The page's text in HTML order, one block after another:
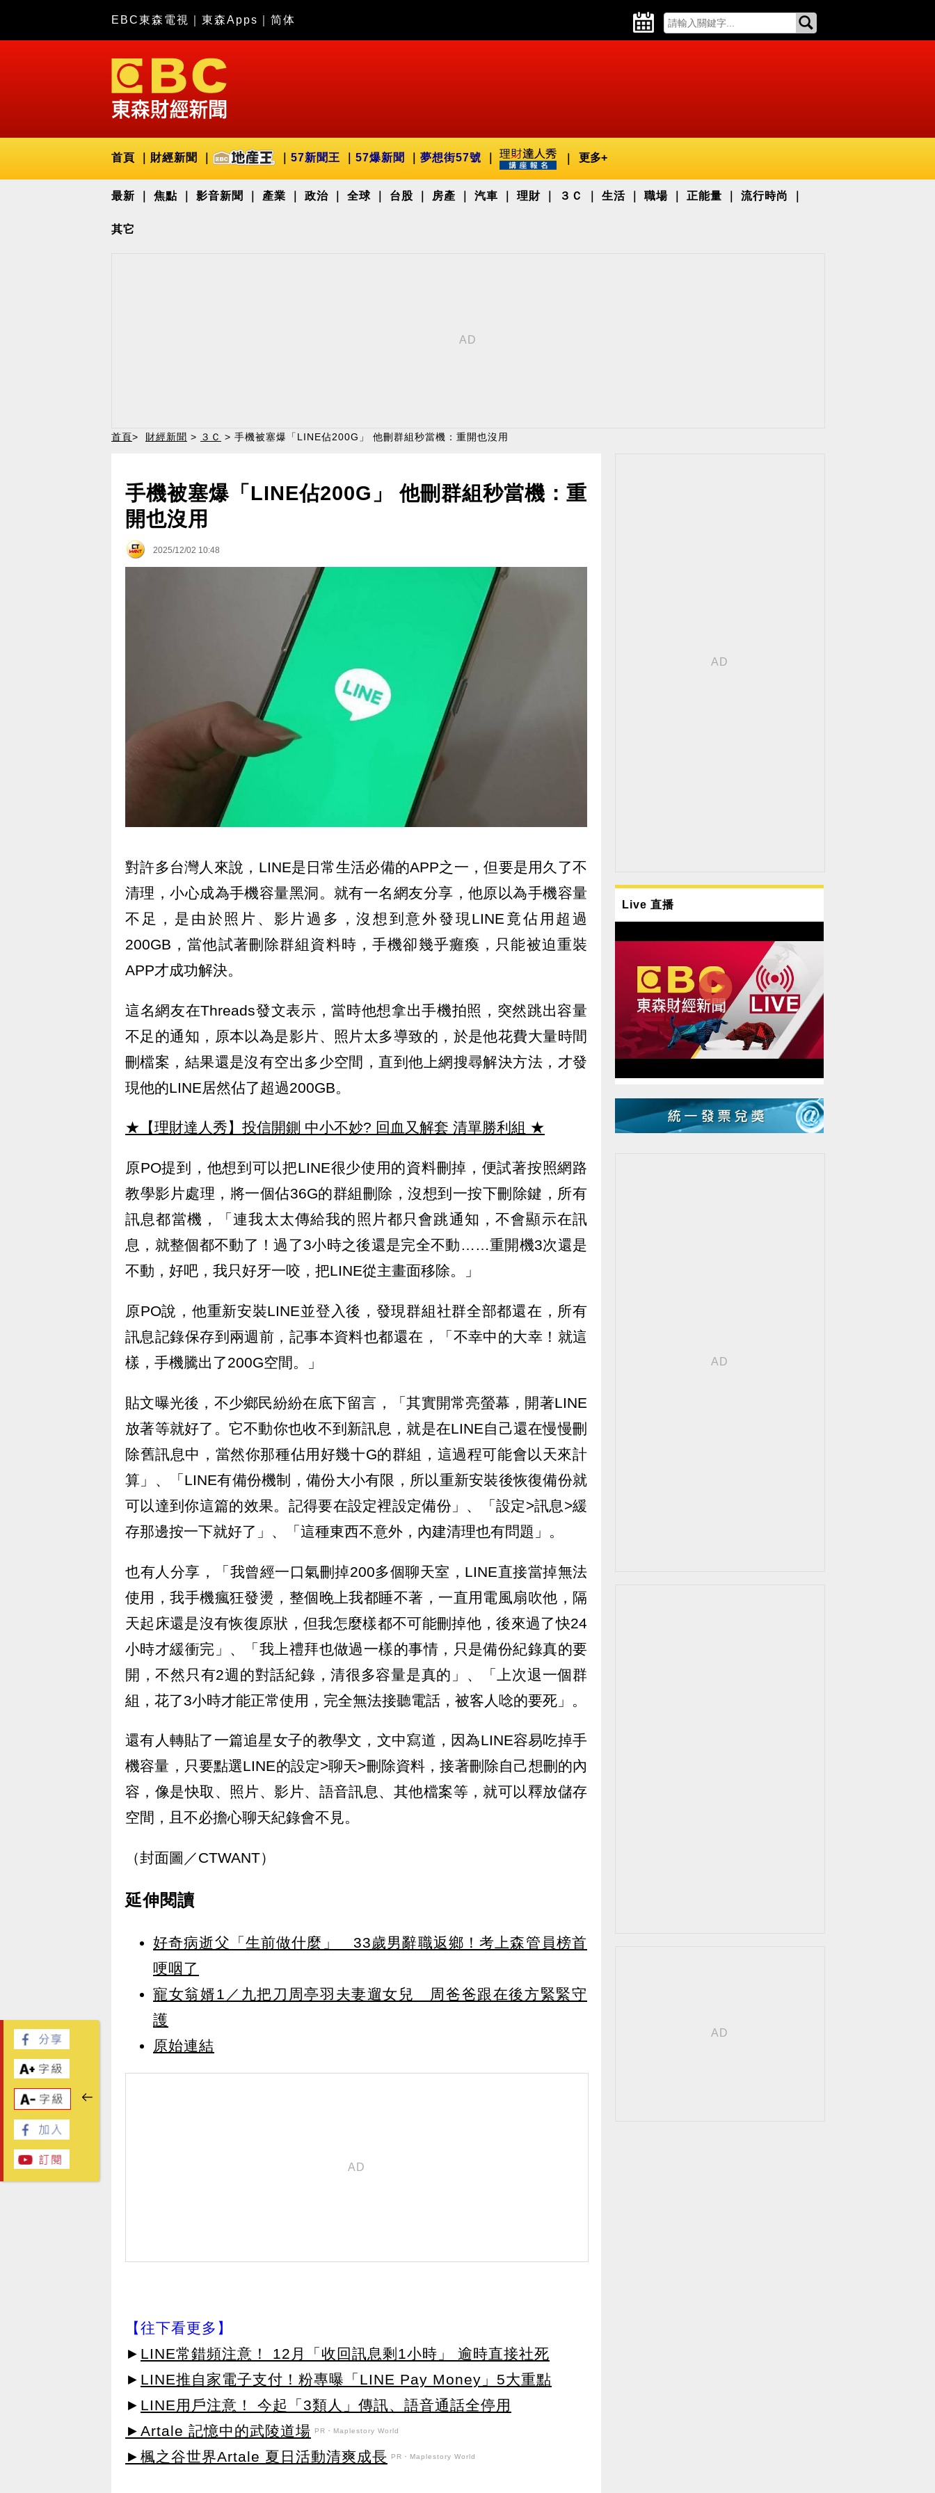
EBC東森電視 東森Apps 简体
首頁 財經新聞 57新聞王 57爆新聞 夢想街57號 更多+
最新 焦點 影音新聞 產業 政治 全球 台股 房產 汽車 理財 ３Ｃ 生活 職場 正能量 流行時尚
其它
首頁> 財經新聞 > ３Ｃ > 手機被塞爆「LINE佔200G」 他刪群組秒當機：重開也沒用
手機被塞爆「LINE佔200G」 他刪群組秒當機：重
開也沒用
2025/12/02 10:48
對許多台灣人來說，LINE是日常生活必備的APP之一，但要是用久了不
清理，小心成為手機容量黑洞。就有一名網友分享，他原以為手機容量
不足，是由於照片、影片過多，沒想到意外發現LINE竟佔用超過
200GB，當他試著刪除群組資料時，手機卻幾乎癱瘓，只能被迫重裝
APP才成功解決。
這名網友在Threads發文表示，當時他想拿出手機拍照，突然跳出容量
不足的通知，原本以為是影片、照片太多導致的，於是他花費大量時間
刪檔案，結果還是沒有空出多少空間，直到他上網搜尋解決方法，才發
現他的LINE居然佔了超過200GB。
★【理財達人秀】投信開鍘 中小不妙? 回血又解套 清單勝利組 ★
原PO提到，他想到可以把LINE很少使用的資料刪掉，便試著按照網路
教學影片處理，將一個佔36G的群組刪除，沒想到一按下刪除鍵，所有
訊息都當機，「連我太太傳給我的照片都只會跳通知，不會顯示在訊
息，就整個都不動了！過了3小時之後還是完全不動……重開機3次還是
不動，好吧，我只好牙一咬，把LINE從主畫面移除。」
原PO說，他重新安裝LINE並登入後，發現群組社群全部都還在，所有
訊息記錄保存到兩週前，記事本資料也都還在，「不幸中的大幸！就這
樣，手機騰出了200G空間。」
貼文曝光後，不少鄉民紛紛在底下留言，「其實開常亮螢幕，開著LINE
放著等就好了。它不動你也收不到新訊息，就是在LINE自己還在慢慢刪
除舊訊息中，當然你那種佔用好幾十G的群組，這過程可能會以天來計
算」、「LINE有備份機制，備份大小有限，所以重新安裝後恢復備份就
可以達到你這篇的效果。記得要在設定裡設定備份」、「設定>訊息>緩
存那邊按一下就好了」、「這種東西不意外，內建清理也有問題」。
也有人分享，「我曾經一口氣刪掉200多個聊天室，LINE直接當掉無法
使用，我手機瘋狂發燙，整個晚上我都睡不著，一直用電風扇吹他，隔
天起床還是沒有恢復原狀，但我怎麼樣都不可能刪掉他，後來過了快24
小時才緩衝完」、「我上禮拜也做過一樣的事情，只是備份紀錄真的要
開，不然只有2週的對話紀錄，清很多容量是真的」、「上次退一個群
組，花了3小時才能正常使用，完全無法接聽電話，被客人唸的要死」。
還有人轉貼了一篇追星女子的教學文，文中寫道，因為LINE容易吃掉手
機容量，只要點選LINE的設定>聊天>刪除資料，接著刪除自己想刪的內
容，像是快取、照片、影片、語音訊息、其他檔案等，就可以釋放儲存
空間，且不必擔心聊天紀錄會不見。
（封面圖／CTWANT）
延伸閱讀
好奇病逝父「生前做什麼」 33歲男辭職返鄉！考上森管員榜首
哽咽了
寵女翁婿1／九把刀周亭羽夫妻遛女兒 周爸爸跟在後方緊緊守
護
原始連結
【往下看更多】
► LINE常錯頻注意！ 12月「收回訊息剩1小時」 逾時直接社死
► LINE推自家電子支付！粉專曝「LINE Pay Money」5大重點
► LINE用戶注意！ 今起「3類人」傳訊、語音通話全停用
►Artale 記憶中的武陵道場
PR・Maplestory World
►楓之谷世界Artale 夏日活動清爽成長 PR・Maplestory World
Live 直播